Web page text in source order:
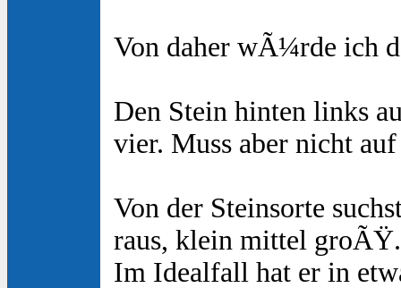
Von daher wÃ¼rde ich
Den Stein hinten links
vier. Muss aber nicht
Von der Steinsorte
raus, klein mittel
Im Idealfall hat er in